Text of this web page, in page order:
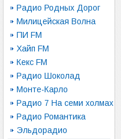
Радио Родных Дорог
Милицейская Волна
ПИ FM
Хайп FM
Кекс FM
Радио Шоколад
Монте-Карло
Радио 7 На семи холмах
Радио Романтика
Эльдорадио